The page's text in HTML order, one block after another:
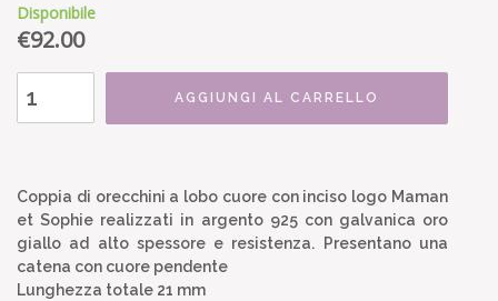
Disponibile
€92.00
AGGIUNGI AL CARRELLO
Coppia di orecchini a lobo cuore con inciso logo Maman
et Sophie realizzati in argento 925 con galvanica oro
giallo ad alto spessore e resistenza. Presentano una
catena con cuore pendente
Lunghezza totale 21 mm